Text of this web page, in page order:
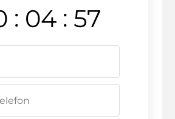
din cauza ignorării
este cheia!
silentblockurile, poți reduce
unorreparații costisitoare
de verificare și înlocuire a
de la doar 800
: 04 : 56